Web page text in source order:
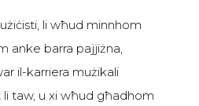
li wħud minnhom
anke barra pajjiżna,
il-karriera mużikali
taw, u xi wħud għadhom